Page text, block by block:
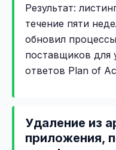
Результат:
течение пяти
обновил
поставщиков для
ответов Plan of
Удаление из
приложения,